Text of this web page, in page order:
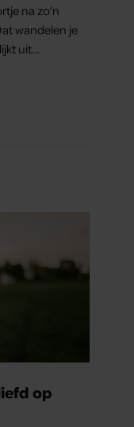
na zo’n
wandelen je
uit
op